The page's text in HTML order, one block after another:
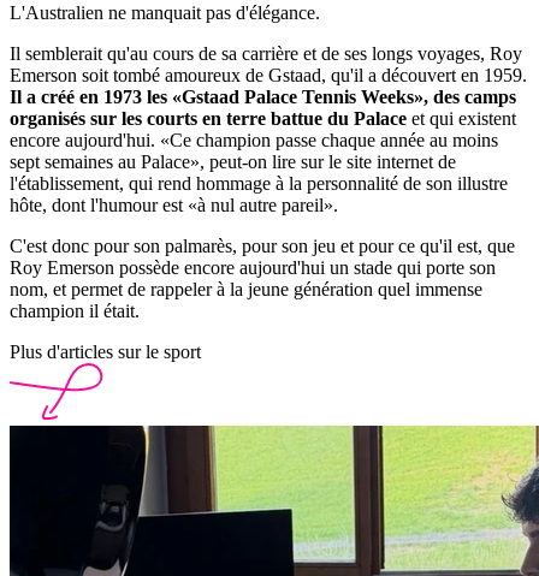
L'Australien ne manquait pas d'élégance.
Il semblerait qu'au cours de sa carrière et de ses longs voyages, Roy
Emerson soit tombé amoureux de Gstaad, qu'il a découvert en 1959.
Il a créé en 1973 les «Gstaad Palace Tennis Weeks», des camps
organisés sur les courts en terre battue du Palace et qui existent
encore aujourd'hui. «Ce champion passe chaque année au moins
sept semaines au Palace», peut-on lire sur le site internet de
l'établissement, qui rend hommage à la personnalité de son illustre
hôte, dont l'humour est «à nul autre pareil».
C'est donc pour son palmarès, pour son jeu et pour ce qu'il est, que
Roy Emerson possède encore aujourd'hui un stade qui porte son
nom, et permet de rappeler à la jeune génération quel immense
champion il était.
Plus d'articles sur le sport